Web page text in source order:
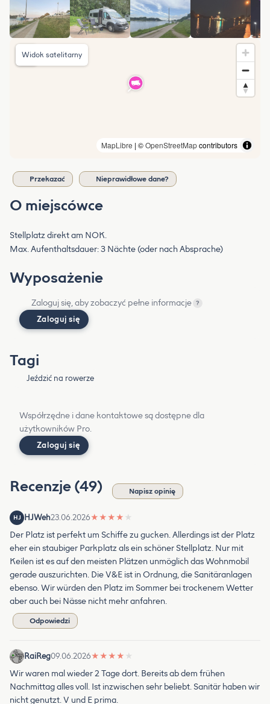
MapLibre | ©OpenStreetMapcontributors
Widok satelitarny
Przekazać Nieprawidłowe dane?
O miejscówce
Stellplatz direkt am NOK.
Max. Aufenthaltsdauer: 3 Nächte (oder nach Absprache)
Wyposażenie
Zaloguj się, aby zobaczyć pełne informacje ?
Zaloguj się
Tagi
Jeździć na rowerze
Współrzędne i dane kontaktowe są dostępne dla
użytkowników Pro.
Zaloguj się
Recenzje (49) Napisz opinię
HJ HJWeh23.06.2026★ ★ ★ ★ ★
Der Platz ist perfekt um Schiffe zu gucken. Allerdings ist der Platz
eher ein staubiger Parkplatz als ein schöner Stellplatz. Nur mit
Keilen ist es auf den meisten Plätzen unmöglich das Wohnmobil
gerade auszurichten. Die V&E ist in Ordnung, die Sanitäranlagen
ebenso. Wir würden den Platz im Sommer bei trockenem Wetter
aber auch bei Nässe nicht mehr anfahren.
Odpowiedzi
RaiReg09.06.2026★ ★ ★ ★ ★
Wir waren mal wieder 2 Tage dort. Bereits ab dem frühen
Nachmittag alles voll. Ist inzwischen sehr beliebt. Sanitär haben wir
nicht genutzt. V und E prima.